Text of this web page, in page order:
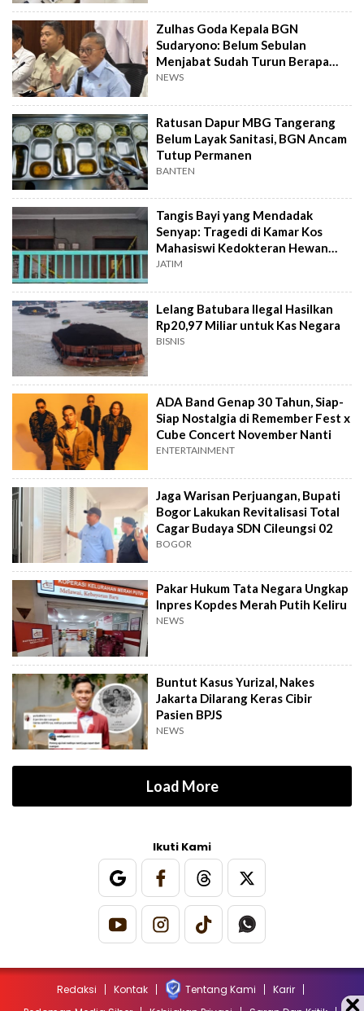
Zulhas Goda Kepala BGN
Sudaryono: Belum Sebulan
Menjabat Sudah Turun Berapa
Kilo?
NEWS
Ratusan Dapur MBG Tangerang
Belum Layak Sanitasi, BGN Ancam
Tutup Permanen
BANTEN
Tangis Bayi yang Mendadak
Senyap: Tragedi di Kamar Kos
Mahasiswi Kedokteran Hewan
Surabaya
JATIM
Lelang Batubara Ilegal Hasilkan
Rp20,97 Miliar untuk Kas Negara
BISNIS
ADA Band Genap 30 Tahun, Siap-
Siap Nostalgia di Remember Fest x
Cube Concert November Nanti
ENTERTAINMENT
Jaga Warisan Perjuangan, Bupati
Bogor Lakukan Revitalisasi Total
Cagar Budaya SDN Cileungsi 02
BOGOR
Pakar Hukum Tata Negara Ungkap
Inpres Kopdes Merah Putih Keliru
NEWS
Buntut Kasus Yurizal, Nakes
Jakarta Dilarang Keras Cibir
Pasien BPJS
NEWS
Load More
Ikuti Kami
Redaksi Kontak Tentang Kami
Karir